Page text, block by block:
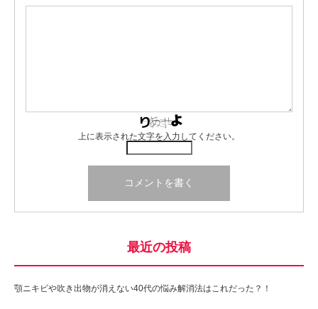
上に表示された文字を入力してください。
最近の投稿
顎ニキビや吹き出物が消えない40代の悩み解消法はこれだった？！